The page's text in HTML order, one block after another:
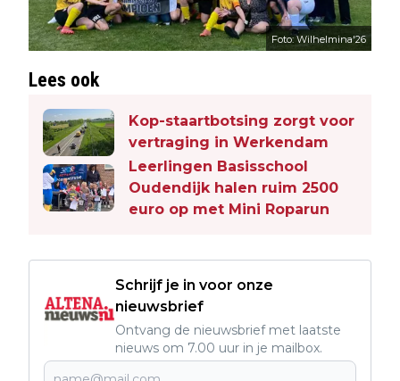
Foto: Wilhelmina'26
Lees ook
Kop-staartbotsing zorgt voor
vertraging in Werkendam
Leerlingen Basisschool
Oudendijk halen ruim 2500
euro op met Mini Roparun
Schrijf je in voor onze
nieuwsbrief
Ontvang de nieuwsbrief met laatste
nieuws om 7.00 uur in je mailbox.